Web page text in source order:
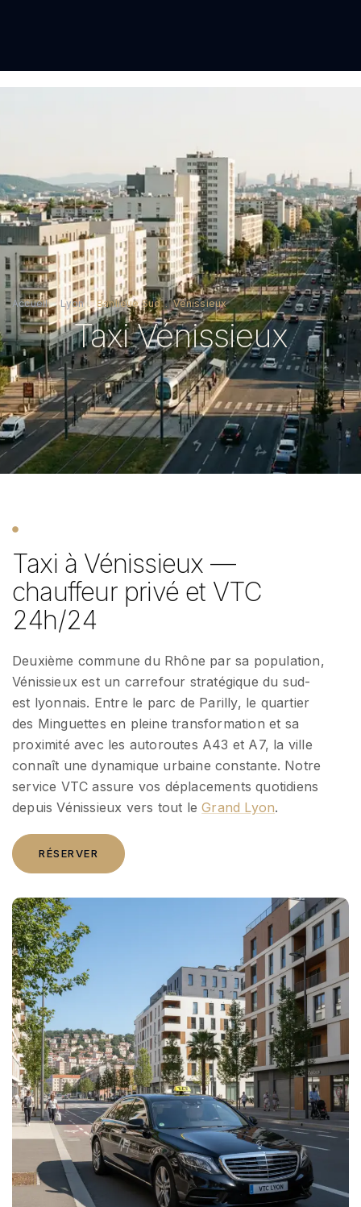
Accueil . Lyon . Banlieue Sud . Vénissieux
Taxi Vénissieux
Taxi à Vénissieux —
chauffeur privé et VTC
24h/24
Deuxième commune du Rhône par sa population,
Vénissieux est un carrefour stratégique du sud-
est lyonnais. Entre le parc de Parilly, le quartier
des Minguettes en pleine transformation et sa
proximité avec les autoroutes A43 et A7, la ville
connaît une dynamique urbaine constante. Notre
service VTC assure vos déplacements quotidiens
depuis Vénissieux vers tout leGrand Lyon.
RÉSERVER